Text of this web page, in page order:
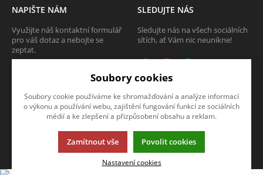
NAPIŠTE NÁM
Využijte náš kontaktní formulář
pro váš dotaz a nebojte se
zeptat.
SLEDUJTE NÁS
Sledujte nás na všech sociálních
sítích, ať Vám nic neunikne!
© 2013-2026 Internetový obchod TECAM PCV a.s.
K2 e-shop - První e-shop, který uřídí celou vaši firmu.
Soubory cookies
Soubory cookie používáme ke shromažďování a analýze informací
o výkonu a používání webu, zajištění fungování funkcí ze sociálních
médií a ke zlepšení a přizpůsobení obsahu a reklam.
Zamítnout vše Povolit cookies
Nastavení cookies